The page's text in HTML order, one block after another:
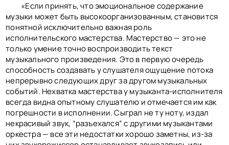
«Если принять, что эмоциональное содержание
музыки может быть высокоорганизованным, становится
понятной исключительно важная роль
исполнительского мастерства. Мастерство — это не
только умение точно воспроизводить текст
музыкального произведения. Это в первую очередь
способность создавать у слушателя ощущение потока
непрерывно следующих друг за другом музыкальных
событий. Нехватка мастерства у музыканта-исполнителя
всегда видна опытному слушателю и отмечается им как
погрешности в исполнении. Сыграл не ту ноту, издал
некрасивый звук, “разъехался” с другими музыкантами
оркестра — все эти недостатки хорошо заметны, из-за